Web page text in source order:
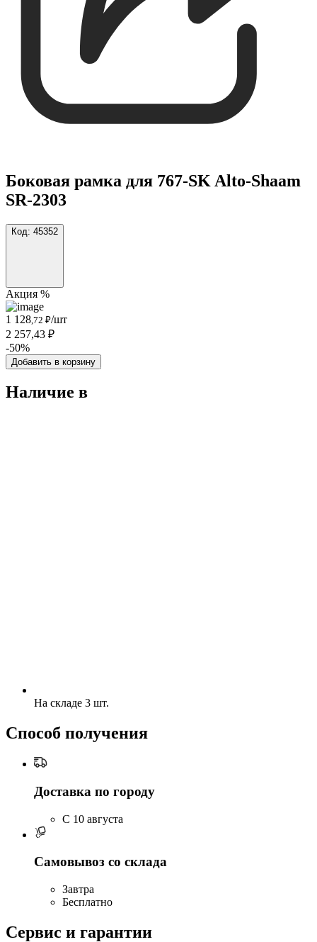
Боковая рамка для 767-SK Alto-Shaam
SR-2303
Код: 45352
Акция %
1 128 ,72 ₽/шт
2 257,43 ₽
-50%
Добавить в корзину
Наличие в
На складе 3 шт.
Способ получения
Доставка по городу
C 10 августа
Самовывоз со склада
Завтра
Бесплатно
Сервис и гарантии